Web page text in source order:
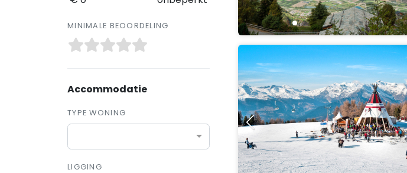
MINIMALE BEOORDELING
Accommodatie
TYPE WONING
LIGGING